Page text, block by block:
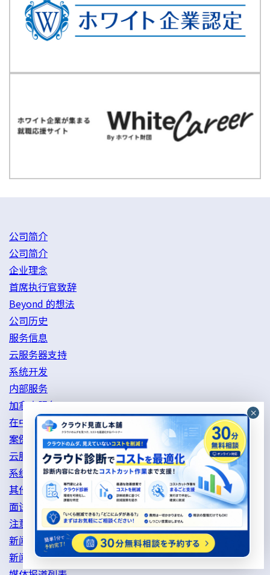
公司简介
公司简介
企业理念
首席执行官致辞
Beyond 的想法
公司历史
服务信息
云服务器支持
系统开发
内部服务
加拿大服务
在中国（深圳）提供的服务
案例研究
云服务器
系统开发
其他服务
面试
注意
新闻列表
新闻稿